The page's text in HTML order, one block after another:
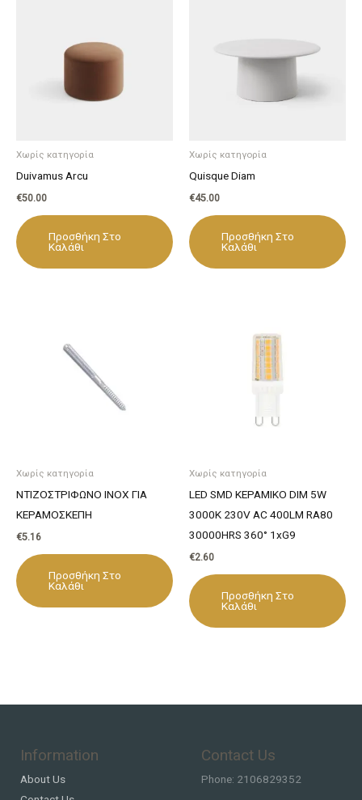
Χωρίς κατηγορία
Duivamus Arcu
€50.00
Προσθήκη Στο
Καλάθι
Χωρίς κατηγορία
Quisque Diam
€45.00
Προσθήκη Στο
Καλάθι
Χωρίς κατηγορία
ΝΤΙΖΟΣΤΡΙΦΩΝΟ INOX ΓΙΑ
ΚΕΡΑΜΟΣΚΕΠΗ
€5.16
Προσθήκη Στο
Καλάθι
Χωρίς κατηγορία
LED SMD ΚΕΡΑΜΙΚΟ DIM 5W
3000K 230V AC 400LM RA80
30000HRS 360° 1xG9
€2.60
Προσθήκη Στο
Καλάθι
Information
About Us
Contact Us
Phone: 2106829352